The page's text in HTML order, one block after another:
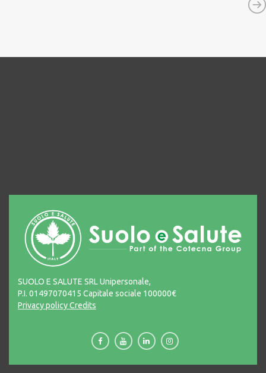
SUOLO E SALUTE SRL Unipersonale,
P.I. 01497070415 Capitale sociale 100000€
Privacy policyCredits